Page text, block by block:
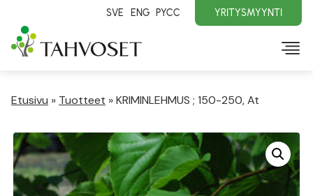
SVE ENG PYCC YRITYSMYYNTI
Etusivu » Tuotteet »KRIMINLEHMUS ; 150-250, At